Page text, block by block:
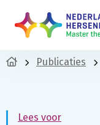
Publicaties
Lees voor